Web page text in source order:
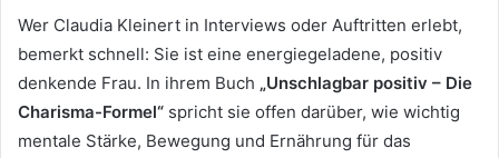
Wer Claudia Kleinert in Interviews oder Auftritten erlebt,
bemerkt schnell: Sie ist eine energiegeladene, positiv
denkende Frau. In ihrem Buch „Unschlagbar positiv – Die
Charisma-Formel“ spricht sie offen darüber, wie wichtig
mentale Stärke, Bewegung und Ernährung für das